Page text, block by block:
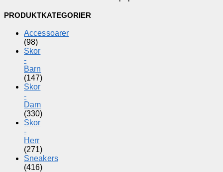
PRODUKTKATEGORIER
Accessoarer
(98)
Skor
-
Barn
(147)
Skor
-
Dam
(330)
Skor
-
Herr
(271)
Sneakers
(416)